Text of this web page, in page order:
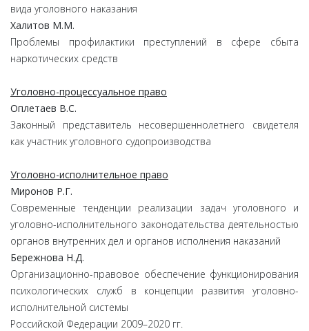
вида уголовного наказания
Халитов М.М.
Проблемы профилактики преступлений в сфере сбыта
наркотических средств
Уголовно-процессуальное право
Оплетаев В.С.
Законный представитель несовершеннолетнего свидетеля
как участник уголовного судопроизводства
Уголовно-исполнительное право
Миронов Р.Г.
Современные тенденции реализации задач уголовного и
уголовно-исполнительного законодательства деятельностью
органов внутренних дел и органов исполнения наказаний
Бережнова Н.Д.
Организационно-правовое обеспечение функционирования
психологических служб в концепции развития уголовно-
исполнительной системы
Российской Федерации 2009–2020 гг.